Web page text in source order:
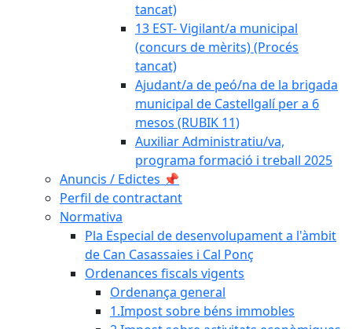
tancat)
13 EST- Vigilant/a municipal
(concurs de mèrits) (Procés
tancat)
Ajudant/a de peó/na de la brigada
municipal de Castellgalí per a 6
mesos (RUBIK 11)
Auxiliar Administratiu/va,
programa formació i treball 2025
Anuncis / Edictes 📌
Perfil de contractant
Normativa
Pla Especial de desenvolupament a l'àmbit
de Can Casassaies i Cal Ponç
Ordenances fiscals vigents
Ordenança general
1.Impost sobre béns immobles